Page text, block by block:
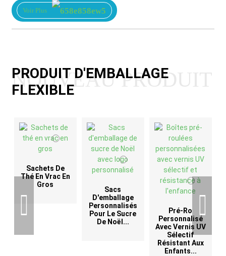
Voir Plus
PRODUIT D'EMBALLAGE
FLEXIBLE
NOUVEAU PRODUIT
Sachets De
Thé En Vrac En
Gros
Sacs
D'emballage
Personnalisés
Pour Le Sucre
De Noël...
Pré-Ro
Personnalisé
Avec Vernis UV
Sélectif
Résistant Aux
Enfants...